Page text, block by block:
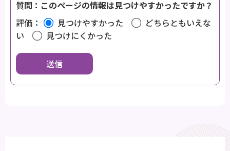
質問：このページの情報は見つけやすかったですか？
評価：
見つけやすかった
どちらともいえな
い
見つけにくかった